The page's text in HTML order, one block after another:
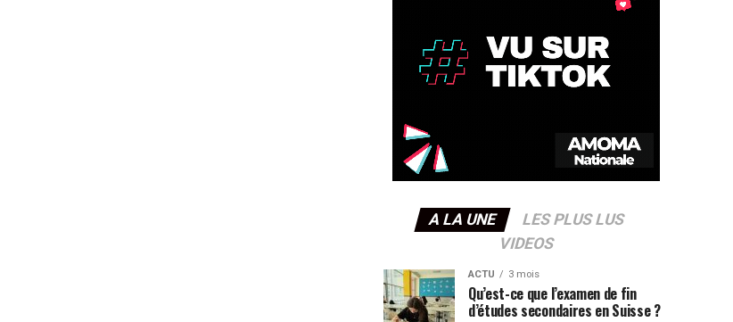
A LA UNE
LES PLUS LUS
VIDEOS
ACTU 3 mois
Qu’est-ce que l’examen de fin
d’études secondaires en Suisse ?